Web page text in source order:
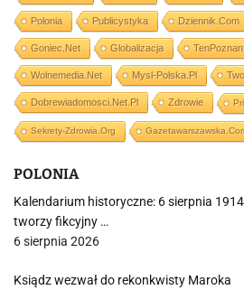
Polonia Publicystyka Dziennik.com
Goniec.net Globalizacja
Wolnemedia.net Mysl-Polska.pl
Dobrewiadomosci.net.pl Zdrowie
Sekrety-Zdrowia.org
POLONIA
Kalendarium historyczne: 6 sierpnia
tworzy fikcyjny …
6 sierpnia 2026
Ksiądz wezwał do rekonkwisty Maroka